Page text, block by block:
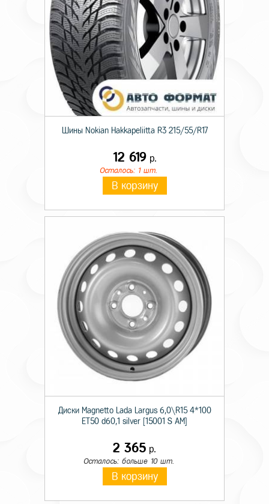
Шины Nokian Hakkapeliitta R3 215/55/R17
12 619р.
Осталось: 1 шт.
В корзину
Диски Magnetto Lada Largus 6,0\R15 4*100
ET50 d60,1 silver [15001 S AM]
2 365 р.
Осталось: больше 10 шт.
В корзину